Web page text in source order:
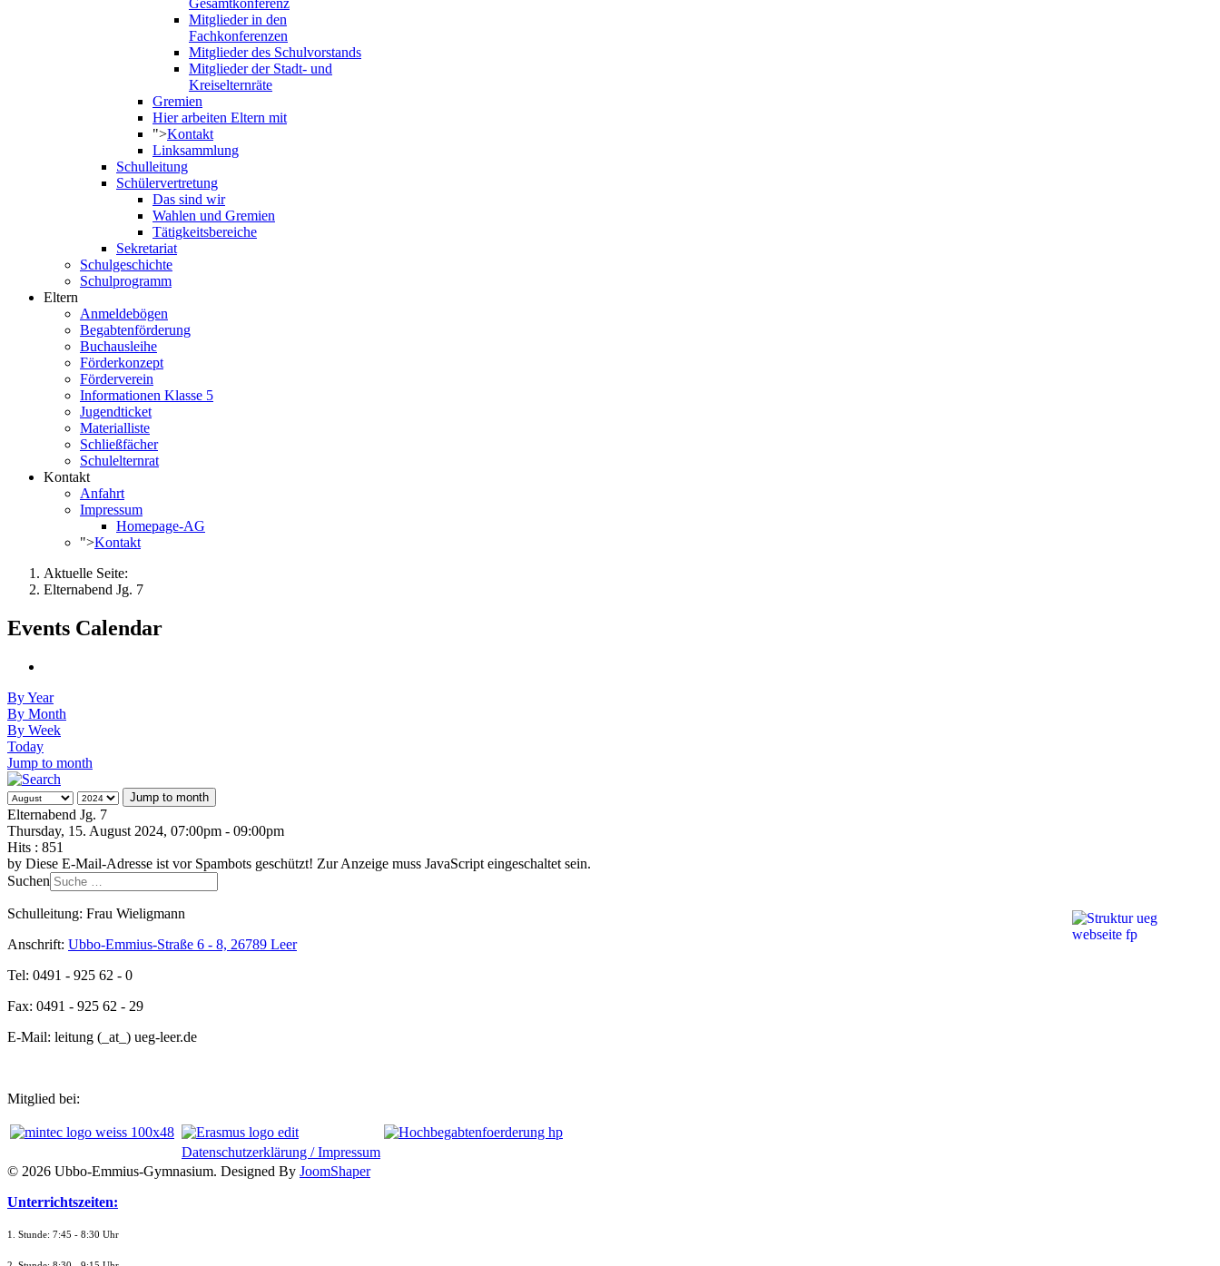
Gesamtkonferenz
Mitglieder in den
Fachkonferenzen
Mitglieder des Schulvorstands
Mitglieder der Stadt- und
Kreiselternräte
Gremien
Hier arbeiten Eltern mit
">Kontakt
Linksammlung
Schulleitung
Schülervertretung
Das sind wir
Wahlen und Gremien
Tätigkeitsbereiche
Sekretariat
Schulgeschichte
Schulprogramm
Eltern
Anmeldebögen
Begabtenförderung
Buchausleihe
Förderkonzept
Förderverein
Informationen Klasse 5
Jugendticket
Materialliste
Schließfächer
Schulelternrat
Kontakt
Anfahrt
Impressum
Homepage-AG
">Kontakt
Aktuelle Seite:
Elternabend Jg. 7
Events Calendar
By Year
By Month
By Week
Today
Jump to month
Jump to month
Elternabend Jg. 7
Thursday, 15. August 2024, 07:00pm - 09:00pm
Hits : 851
by Diese E-Mail-Adresse ist vor Spambots geschützt! Zur Anzeige muss JavaScript eingeschaltet sein.
Suchen
Schulleitung: Frau Wieligmann
Anschrift: Ubbo-Emmius-Straße 6 - 8, 26789 Leer
Tel: 0491 - 925 62 - 0
Fax: 0491 - 925 62 - 29
E-Mail: leitung (_at_) ueg-leer.de
Mitglied bei:
Datenschutzerklärung / Impressum
© 2026 Ubbo-Emmius-Gymnasium. Designed By JoomShaper
Unterrichtszeiten:
1. Stunde: 7:45 - 8:30 Uhr